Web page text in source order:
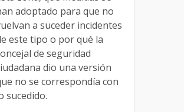
adoptado para que no
a suceder incidentes
este tipo o por qué la
de seguridad
dio una versión
no se correspondía con
sucedido.